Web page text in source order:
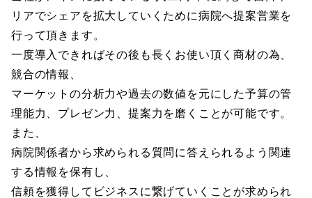
リアでシェアを拡大していくために病院へ提案営業を
行って頂きます。
一度導入できればその後も長くお使い頂く商材の為、
競合の情報、
マーケットの分析力や過去の数値を元にした予算の管
理能力、プレゼン力、提案力を磨くことが可能です。
また、
病院関係者から求められる質問に答えられるよう関連
する情報を保有し、
信頼を獲得してビジネスに繋げていくことが求められ